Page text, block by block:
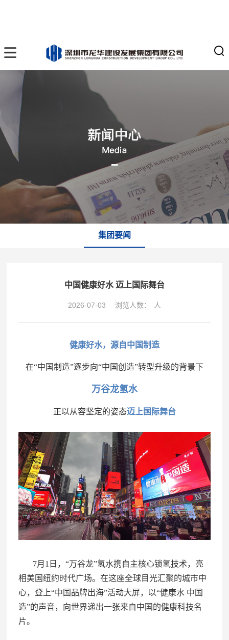
集团要闻
中国健康好水 迈上国际舞台
2026-07-03 浏览人数： 人
健康好水，源自中国制造
在“中国制造”逐步向“中国创造”转型升级的背景下
万谷龙氢水
正以从容坚定的姿态迈上国际舞台
7月1日，“万谷龙”氢水携自主核心锁氢技术，亮
相美国纽约时代广场。在这座全球目光汇聚的城市中
心，登上“中国品牌出海”活动大屏，以“健康水 中国
造”的声音，向世界递出一张来自中国 的健康科技名
片。